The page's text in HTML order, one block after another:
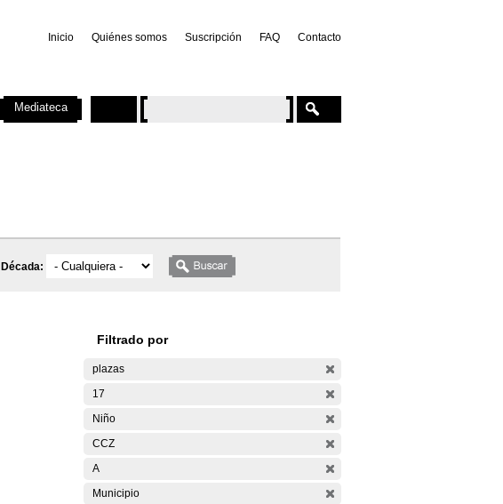
Inicio Quiénes somos Suscripción FAQ Contacto
Década:
Filtrado por
plazas
17
Niño
CCZ
A
Municipio
Mediateca